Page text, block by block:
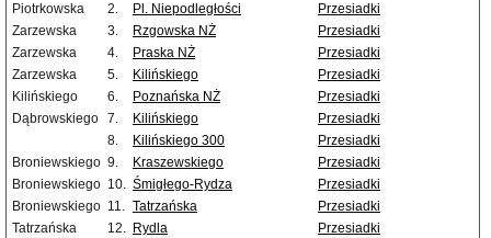
Piotrkowska
2. Pl. Niepodległości
Przesiadki
Zarzewska
3. Rzgowska NŻ
Przesiadki
Zarzewska
4. Praska NŻ
Przesiadki
Zarzewska
5. Kilińskiego
Przesiadki
Kilińskiego
6. Poznańska NŻ
Przesiadki
Dąbrowskiego 7. Kilińskiego
Przesiadki
8.
Kilińskiego 300
Przesiadki
Broniewskiego 9. Kraszewskiego
Przesiadki
Broniewskiego 10. Śmigłego-Rydza
Przesiadki
Broniewskiego 11. Tatrzańska
Przesiadki
Tatrzańska
12. Rydla
Przesiadki